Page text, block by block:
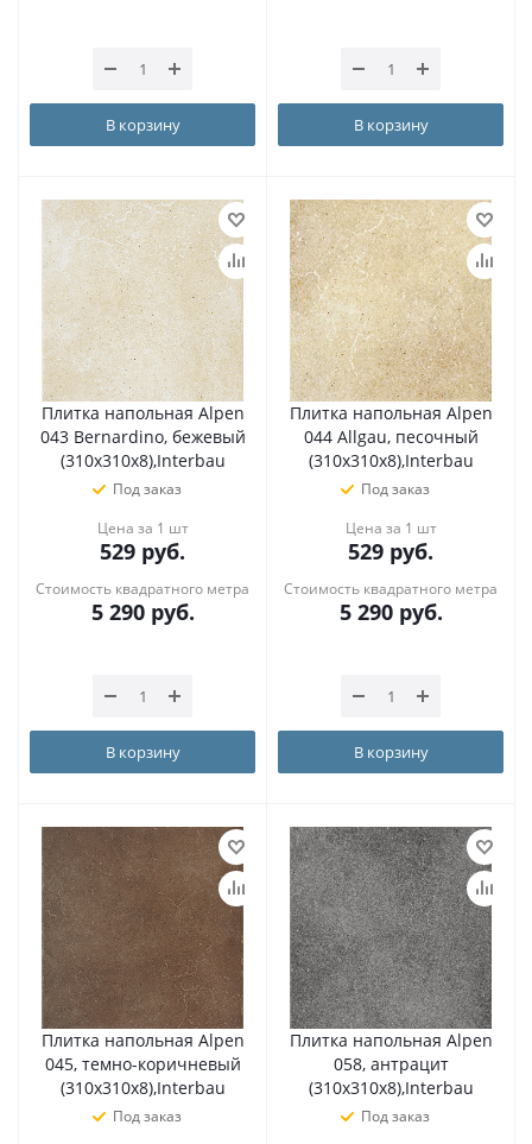
В корзину В корзину
Плитка напольная Alpen
043 Bernardino, бежевый
(310х310х8),Interbau
Под заказ
Цена за 1 шт
529 руб.
Стоимость квадратного метра
5 290руб.
В корзину
Плитка напольная Alpen
044 Allgau, песочный
(310х310х8),Interbau
Под заказ
Цена за 1 шт
529 руб.
Стоимость квадратного метра
5 290руб.
В корзину
Плитка напольная Alpen
045, темно-коричневый
(310х310х8),Interbau
Под заказ
Плитка напольная Alpen
058, антрацит
(310х310х8),Interbau
Под заказ